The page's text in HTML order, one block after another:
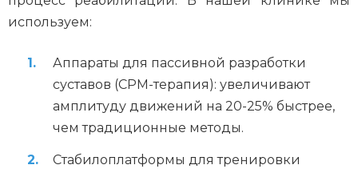
используем:
Аппараты для пассивной разработки
суставов (CPM-терапия): увеличивают
амплитуду движений на 20-25% быстрее,
чем традиционные методы.
Стабилоплатформы для тренировки